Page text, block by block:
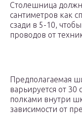
Столешница
сантиметров как
сзади в 5-10,
проводов от
Предполагаемая
варьируется от 30
полками внутри
зависимости от